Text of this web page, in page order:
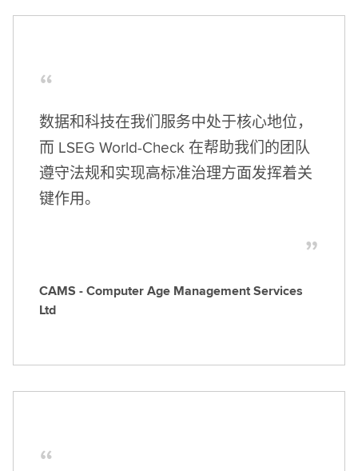
数据和科技在我们服务中处于核心地位，
而 LSEG World-Check 在帮助我们的团队
遵守法规和实现高标准治理方面发挥着关
键作用。
CAMS - Computer Age Management Services
Ltd